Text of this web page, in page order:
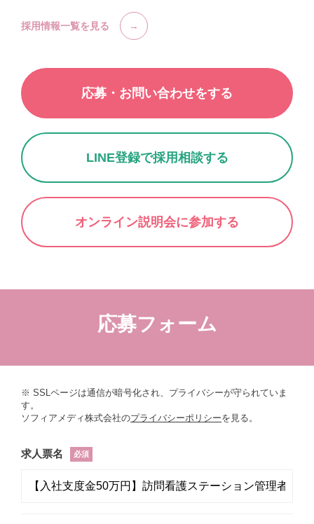
応募・お問い合わせをする
LINE登録で採用相談する
オンライン説明会に参加する
採用情報一覧を見る
応募フォーム
※ SSLページは通信が暗号化され、プライバシーが守られていま
す。
ソフィアメディ株式会社のプライバシーポリシーを見る。
求人票名 必須